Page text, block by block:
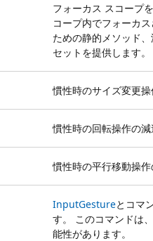
フォーカス スコープ
コープ内でフォーカ
ための静的メソッド
セットを提供します。
慣性時のサイズ変更操
慣性時の回転操作の減
慣性時の平行移動操作
InputGestureとコマ
す。 このコマンドは、
能性があります。